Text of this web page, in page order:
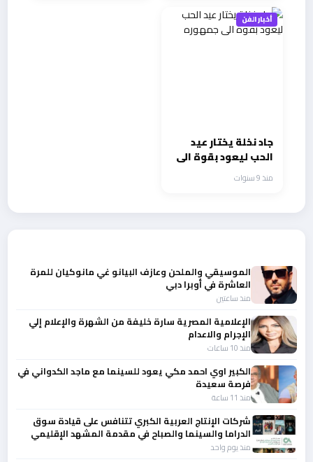
أخبار الفن
جاد نخلة يختار عيد
الحب ليعود بقوة الى
جمهورهمنذ 9 سنوات
الموسيقي والملحن وعازف البيانو غي مانوكيان للمرة
العاشرة في أوبرا دبي
منذ ساعتين
الإعلامية المصرية سارة خليفة من الشهرة والإعلام إلي
الإجرام والاعدام
منذ 10 ساعات
الكبير اوي احمد مكي يعود للسينما مع ماجد الكدواني في
فرصة سعيدة
منذ 11 ساعة
شركات الإنتاج العربية الكبري تتنافس على قيادة سوق
الدراما والسينما والصباح في مقدمة المشهد الإقليمي
منذ يوم واحد